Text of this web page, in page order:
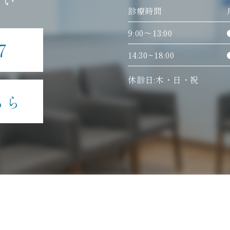
診療時間
9:00〜13:00
14:30~18:00
休診日:木・日・祝